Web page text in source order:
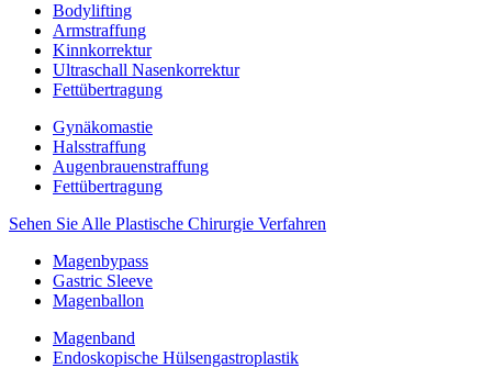
Bodylifting
Armstraffung
Kinnkorrektur
Ultraschall Nasenkorrektur
Fettübertragung
Gynäkomastie
Halsstraffung
Augenbrauenstraffung
Fettübertragung
Sehen Sie Alle Plastische Chirurgie Verfahren
Magenbypass
Gastric Sleeve
Magenballon
Magenband
Endoskopische Hülsengastroplastik